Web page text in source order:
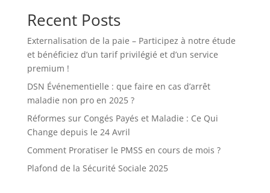
Recent Posts
Externalisation de la paie – Participez à notre étude
et bénéficiez d’un tarif privilégié et d’un service
premium !
DSN Événementielle : que faire en cas d’arrêt
maladie non pro en 2025 ?
Réformes sur Congés Payés et Maladie : Ce Qui
Change depuis le 24 Avril
Comment Proratiser le PMSS en cours de mois ?
Plafond de la Sécurité Sociale 2025